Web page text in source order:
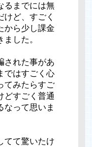
るまでには無
ど、すごく
から少し課金
した。
された事があ
ではすごく心
てみたらすご
どすごく普通
なって思いま
てて驚いたけ